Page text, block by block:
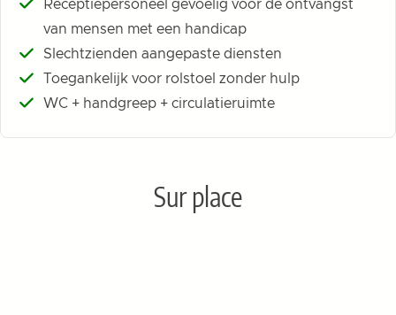
Receptiepersoneel gevoelig voor de ontvangst
van mensen met een handicap
Slechtzienden aangepaste diensten
Toegankelijk voor rolstoel zonder hulp
WC + handgreep + circulatieruimte
Sur place